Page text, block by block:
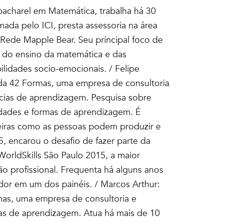
em Matemática, trabalha há 30
pelo ICI, presta assessoria na área
Mapple Bear. Seu principal foco de
ensino da matemática e das
socio-emocionais. / Felipe
42 Formas, uma empresa de consultoria
de aprendizagem. Pesquisa sobre
e formas de aprendizagem. É
como as pessoas podem produzir e
encarou o desafio de fazer parte da
São Paulo 2015, a maior
profissional. Frequenta há alguns anos
em um dos painéis. / Marcos Arthur:
uma empresa de consultoria e
de aprendizagem. Atua há mais de 10